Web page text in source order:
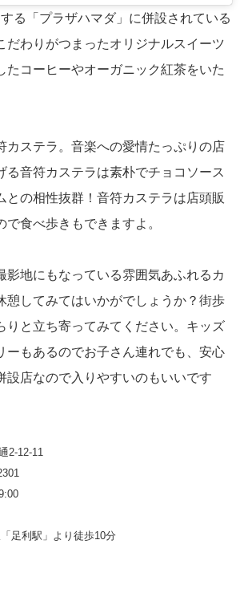
る「プラザハマダ」に併設されている
だわりがつまったオリジナルスイーツ
たコーヒーやオーガニック紅茶をいた
カステラ。音楽への愛情たっぷりの店
る音符カステラは素朴でチョコソース
との相性抜群！音符カステラは店頭販
で食べ歩きもできますよ。
影地にもなっている雰囲気あふれるカ
憩してみてはいかがでしょうか？街歩
りと立ち寄ってみてください。キッズ
ーもあるのでお子さん連れでも、安心
設店なので入りやすいのもいいです
2-12-11
足利駅」より徒歩10分